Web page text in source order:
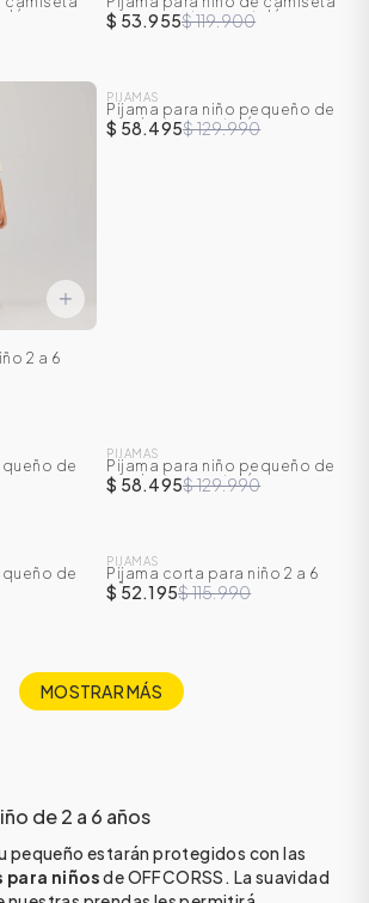
-55 %
manga corta + pantalón
$ 53.955$ 119.900
2 a 6
-55 %
PIJAMAS
Pijama para niño pequeño de
camiseta y pantalón
$ 58.495$ 129.990
de
-55 %
PIJAMAS
Pijama para niño pequeño de
camiseta y pantalón
$ 58.495$ 129.990
de
-55 %
PIJAMAS
Pijama corta para niño 2 a 6
años
$ 52.195$ 115.990
MOSTRAR MÁS
de 2 a 6 años
pequeño estarán protegidos con las
para niñosde OFFCORSS. La suavidad